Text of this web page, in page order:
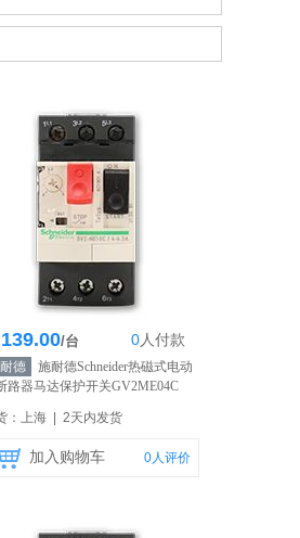
库存1000个
139.00/台 0人付款
德
施耐德Schneider热磁式电动
路器马达保护开关GV2ME04C
：上海 | 2天内发货
加入购物车 0人评价